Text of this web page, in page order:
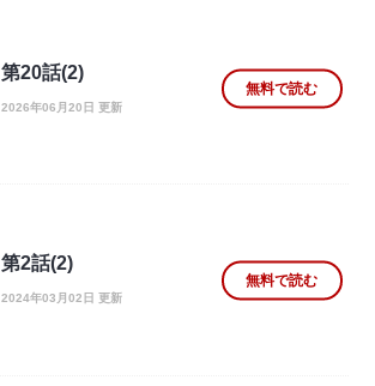
第20話(2)
2026年06月20日 更新
無料で読む
第2話(2)
2024年03月02日 更新
無料で読む